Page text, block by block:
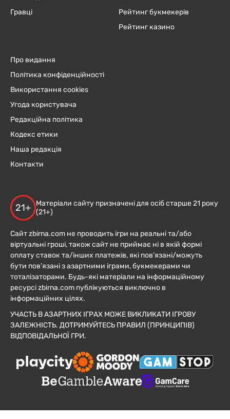
Гравці
Рейтинг букмекерів
Рейтинг казино
Про видання
Політика конфіденційності
Використання cookies
Угода користувача
Редакційна політика
Кодекс етики
Наша редакція
Контакти
21+
Матеріали сайту призначені для осіб старше 21 року
(21+)
Сайт zbirna.com не проводить ігри на реальні та/або
віртуальні гроші, також сайт не приймає ні в якій формі
оплату ставок та/інших платежів, які пов’язані/можуть
бути пов’язані з азартними іграми, букмекерами чи
тоталізаторами. Будь-які матеріали на інформаційному
ресурсі zbirna.com публікуються виключно в
інформаційних цілях.
УЧАСТЬ В АЗАРТНИХ ІГРАХ МОЖЕ ВИКЛИКАТИ ІГРОВУ
ЗАЛЕЖНІСТЬ. ДОТРИМУЙТЕСЬ ПРАВИЛ (ПРИНЦИПІВ)
ВІДПОВІДАЛЬНОЇ ГРИ.